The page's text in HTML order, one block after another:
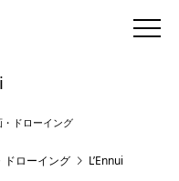
ドローイング
ドローイング L’Ennui